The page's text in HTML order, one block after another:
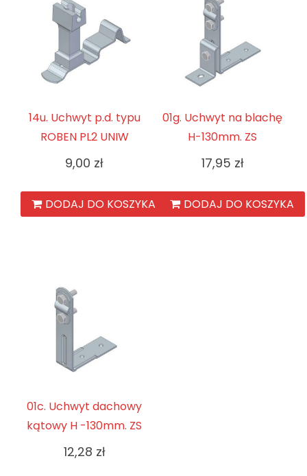
14u. Uchwyt p.d. typu
ROBEN PL2 UNIW
9,00 zł
DODAJ DO KOSZYKA
01g. Uchwyt na blachę
H-130mm. ZS
17,95 zł
DODAJ DO KOSZYKA
01c. Uchwyt dachowy
kątowy H -130mm. ZS
12,28 zł